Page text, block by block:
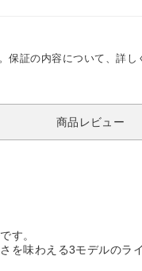
保証の内容について、詳し
商品レビュー
す。
を味わえる3モデルのラ